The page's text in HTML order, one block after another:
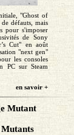
"Ghost of
défauts, mais
pour s'imposer
de Sony
Cut" en août
"next gen"
les consoles
PC sur Steam
en savoir +
Mutant